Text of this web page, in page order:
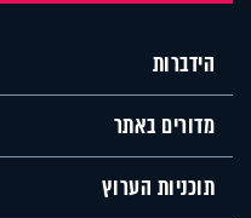
הידברות
מדורים באתר
תוכניות הערוץ